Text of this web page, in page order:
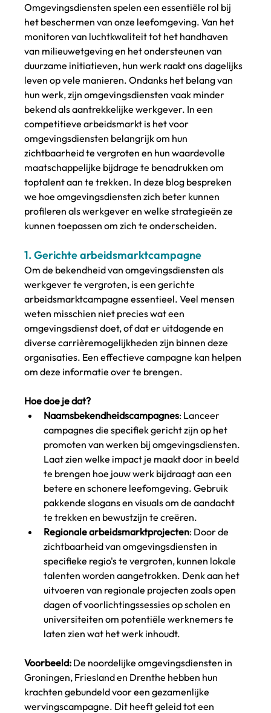
Omgevingsdiensten spelen een essentiële rol bij
het beschermen van onze leefomgeving. Van het
monitoren van luchtkwaliteit tot het handhaven
van milieuwetgeving en het ondersteunen van
duurzame initiatieven, hun werk raakt ons dagelijks
leven op vele manieren. Ondanks het belang van
hun werk, zijn omgevingsdiensten vaak minder
bekend als aantrekkelijke werkgever. In een
competitieve arbeidsmarkt is het voor
omgevingsdiensten belangrijk om hun
zichtbaarheid te vergroten en hun waardevolle
maatschappelijke bijdrage te benadrukken om
toptalent aan te trekken. In deze blog bespreken
we hoe omgevingsdiensten zich beter kunnen
profileren als werkgever en welke strategieën ze
kunnen toepassen om zich te onderscheiden.
1. Gerichte arbeidsmarktcampagne
Om de bekendheid van omgevingsdiensten als
werkgever te vergroten, is een gerichte
arbeidsmarktcampagne essentieel. Veel mensen
weten misschien niet precies wat een
omgevingsdienst doet, of dat er uitdagende en
diverse carrièremogelijkheden zijn binnen deze
organisaties. Een effectieve campagne kan helpen
om deze informatie over te brengen.
Hoe doe je dat?
Naamsbekendheidscampagnes: Lanceer
campagnes die specifiek gericht zijn op het
promoten van werken bij omgevingsdiensten.
Laat zien welke impact je maakt door in beeld
te brengen hoe jouw werk bijdraagt aan een
betere en schonere leefomgeving. Gebruik
pakkende slogans en visuals om de aandacht
te trekken en bewustzijn te creëren.
Regionale arbeidsmarktprojecten: Door de
zichtbaarheid van omgevingsdiensten in
specifieke regio's te vergroten, kunnen lokale
talenten worden aangetrokken. Denk aan het
uitvoeren van regionale projecten zoals open
dagen of voorlichtingssessies op scholen en
universiteiten om potentiële werknemers te
laten zien wat het werk inhoudt.
Voorbeeld: De noordelijke omgevingsdiensten in
Groningen, Friesland en Drenthe hebben hun
krachten gebundeld voor een gezamenlijke
wervingscampagne. Dit heeft geleid tot een